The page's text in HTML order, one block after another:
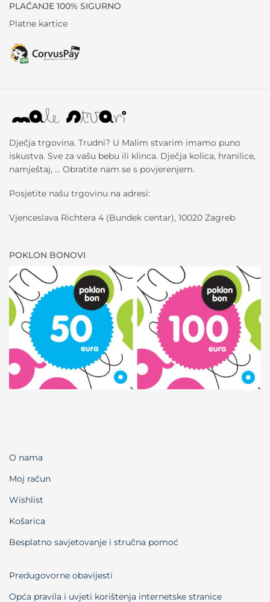
PLAĆANJE 100% SIGURNO
Platne kartice
Dječja trgovina. Trudni? U Malim stvarim imamo puno
iskustva. Sve za vašu bebu ili klinca. Dječja kolica, hranilice,
namještaj, … Obratite nam se s povjerenjem.
Posjetite našu trgovinu na adresi:
Vjenceslava Richtera 4 (Bundek centar), 10020 Zagreb
POKLON BONOVI
O nama
Moj račun
Wishlist
Košarica
Besplatno savjetovanje i stručna pomoć
Predugovorne obavijesti
Opća pravila i uvjeti korištenja internetske stranice